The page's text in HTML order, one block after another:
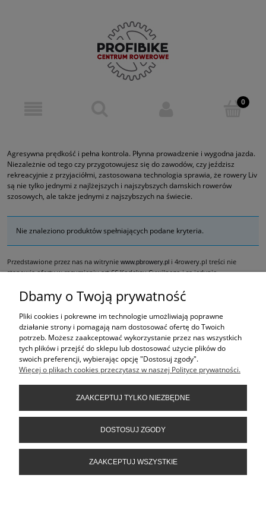
Agresywna prędkość i pełna kontrola. Płynna prowadzenie i wygodna jazda.
Niezależnie od tego czy przygotowujesz się do zawodów, czy jeździsz
rekreacyjnie z przyjaciółmi, zastosowana technologia sprawia, że rowery Liv
są nie tylko jednymi z najlżejszych i najszybszych damskich rowerów
szosowych, ale także jednymi z najszybszych na świecie.
Nie znaleziono produktów spełniających podane kryteria.
Przedstawione przez nas na witrynie www.pbrowery.pl i 4rowery.pl treści nie
stanowią oferty w rozumieniu art.66 Kodeksu Cywilnego i są jedynie
oraz do dokonania zakupów w naszych sklepach stacjonarnych.
ŚLEDŹ NAS NA
PRODUKTY
Dbamy o Twoją prywatność
Pliki cookies i pokrewne im technologie umożliwiają poprawne
działanie strony i pomagają nam dostosować ofertę do Twoich
potrzeb. Możesz zaakceptować wykorzystanie przez nas wszystkich
tych plików i przejść do sklepu lub dostosować użycie plików do
swoich preferencji, wybierając opcję "Dostosuj zgody".
Więcej o plikach cookies przeczytasz w naszej Polityce prywatności.
ZAAKCEPTUJ TYLKO NIEZBĘDNE
DOSTOSUJ ZGODY
ZAAKCEPTUJ WSZYSTKIE